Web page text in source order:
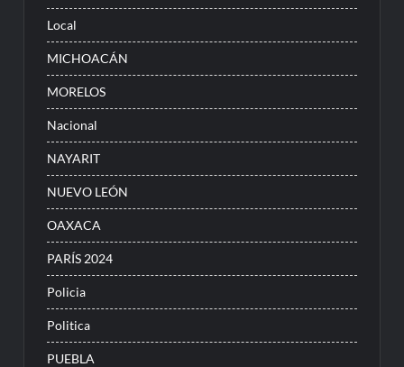
Local
MICHOACÁN
MORELOS
Nacional
NAYARIT
NUEVO LEÓN
OAXACA
PARÍS 2024
Policia
Politica
PUEBLA